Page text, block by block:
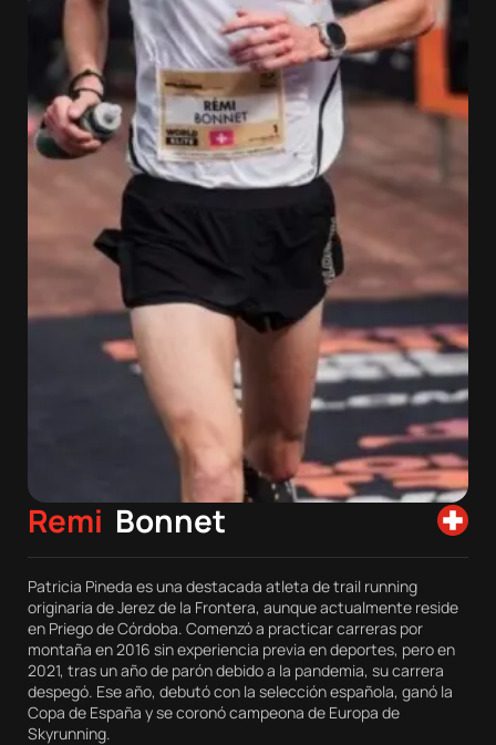
Remi Bonnet
Patricia Pineda es una destacada atleta de trail running
originaria de Jerez de la Frontera, aunque actualmente reside
en Priego de Córdoba. Comenzó a practicar carreras por
montaña en 2016 sin experiencia previa en deportes, pero en
2021, tras un año de parón debido a la pandemia, su carrera
despegó. Ese año, debutó con la selección española, ganó la
Copa de España y se coronó campeona de Europa de
Skyrunning.
nosotros
Contacta
Atletas
DocuSeries